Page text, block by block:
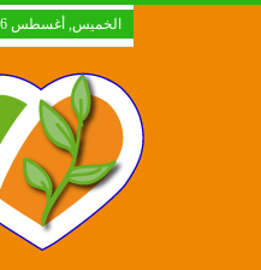
الخميس, أغسطس 6, 2026